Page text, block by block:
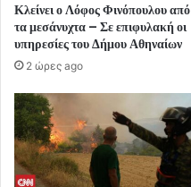
Κλείνει ο Λόφος Φινόπουλου από
τα μεσάνυχτα – Σε επιφυλακή οι
υπηρεσίες του Δήμου Αθηναίων
2 ώρες ago